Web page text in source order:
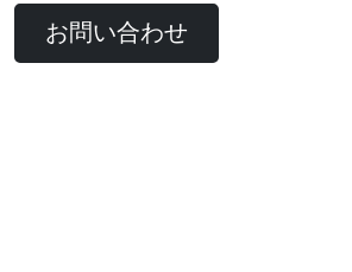
お問い合わせ